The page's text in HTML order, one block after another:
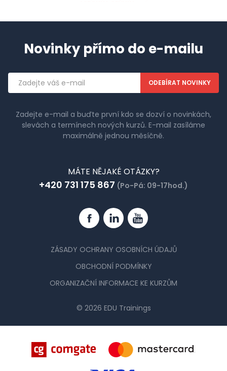
Novinky přímo do e-mailu
Emailová
adresa
Zadejte e-mail a buďte první kdo se dozví o novinkách,
slevách a termínech nových kurzů. E-mail zasíláme
maximálně jednou měsíčně.
MÁTE NĚJAKÉ OTÁZKY?
+420 731 175 867 (Po-Pá: 09-17hod.)
FacebookLinkedinYouTube
ZÁSADY OCHRANY OSOBNÍCH ÚDAJŮ
OBCHODNÍ PODMÍNKY
ORGANIZAČNÍ INFORMACE KE KURZŮM
© 2026 EDU Trainings